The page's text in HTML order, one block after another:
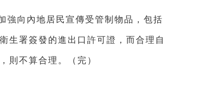
強向內地居民宣傳受管制物品，包括
生署簽發的進出口許可證，而合理自
則不算合理。（完）